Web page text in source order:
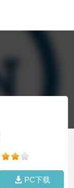
PC下载